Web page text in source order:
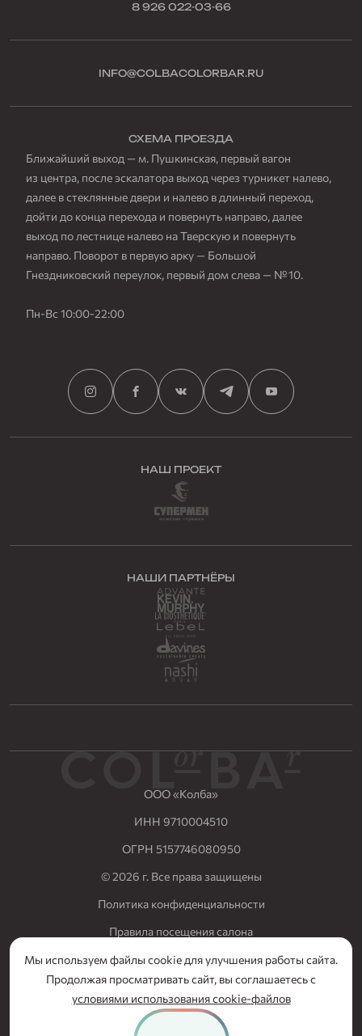
В ПОДАРОК
8 926 022-03-66
INFO@COLBACOLORBAR.RU
СХЕМА ПРОЕЗДА
Ближайший выход — м. Пушкинская, первый вагон
из центра, после эскалатора выход через турникет налево,
далее в стеклянные двери и налево в длинный переход,
дойти до конца перехода и повернуть направо, далее
выход по лестнице налево на Тверскую и повернуть
направо. Поворот в первую арку — Большой
Гнездниковский переулок, первый дом слева — № 10.
Пн-Вс 10:00-22:00
НАШ ПРОЕКТ
НАШИ ПАРТНЁРЫ
ООО «Колба»
ИНН 9710004510
ОГРН 5157746080950
© 2026 г. Все права защищены
Политика конфиденциальности
Правила посещения салона
Разработка сайта Nuts Digital
Мы используем файлы cookie для улучшения работы сайта.
Продолжая просматривать сайт, вы соглашаетесь с
условиями использования cookie-файлов